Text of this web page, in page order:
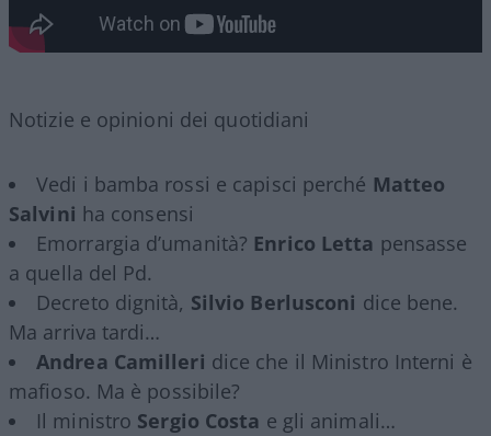
Notizie e opinioni dei quotidiani
Vedi i bamba rossi e capisci perché Matteo
Salvini ha consensi
Emorrargia d’umanità? Enrico Letta pensasse
a quella del Pd.
Decreto dignità, Silvio Berlusconi dice bene.
Ma arriva tardi…
Andrea Camilleri dice che il Ministro Interni è
mafioso. Ma è possibile?
Il ministro Sergio Costa e gli animali…